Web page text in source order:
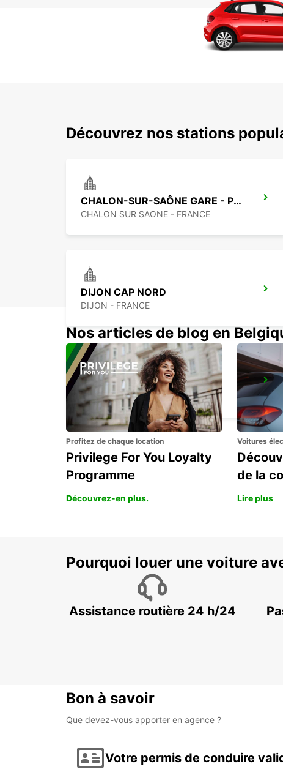
Découvrez nos stations
CHALON-SUR-SAÔNE GARE - POINT DE SERVICE
CHALON SUR SAONE - FRANCE
DIJON CAP NORD
DIJON - FRANCE
DOLE
DOLE - FRANCE
Nos articles de blog en
Profitez de chaque location
Privilege For You Loyalty
Programme
Découvrez-en plus.
Voitures
de la
Lire plus
Pourquoi louer une voiture
Assistance routière 24 h/24
Bon à savoir
Que devez-vous apporter en agence ?
Votre permis de conduire